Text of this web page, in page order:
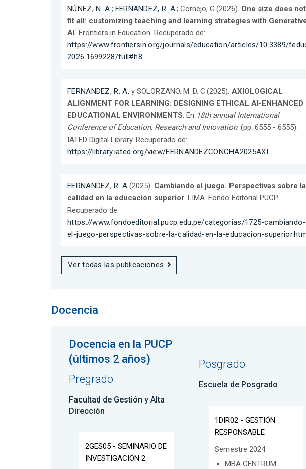
NÚÑEZ, N. A.; FERNANDEZ, R. A.; Cornejo, G.(2026). One size does not
fit all: customizing teaching and learning strategies with
AI. Frontiers in Education. Recuperado de:
https://www.frontiersin.org/journals/education/articles/10.3389/
2026.1699228/full#h8
FERNANDEZ, R. A. y SOLORZANO, M. D. C.(2025). AXIOLOGICAL
ALIGNMENT FOR LEARNING: DESIGNING ETHICAL AI-ENHANCED
EDUCATIONAL ENVIRONMENTS. En 18th annual International
Conference of Education, Research and Innovation. (pp. 6555 - 6555).
IATED Digital Library. Recuperado de:
https://library.iated.org/view/FERNANDEZCONCHA2025AXI
FERNANDEZ, R. A.(2025). Cambiando el juego. Perspectivas sobre la
calidad en la educación superior. LIMA. Fondo Editorial PUCP.
Recuperado de:
https://www.fondoeditorial.pucp.edu.pe/categorias/1725-cambiando-
el-juego-perspectivas-sobre-la-calidad-en-la-educacion-
Ver todas las publicaciones
Docencia
Docencia en la PUCP
(últimos 2 años)
Pregrado
Facultad de Gestión y Alta
Dirección
2GES05 - SEMINARIO DE
INVESTIGACIÓN 2
Posgrado
Escuela de Posgrado
1DIR02 - GESTIÓN
RESPONSABLE
Semestre 2024
MBA CENTRUM